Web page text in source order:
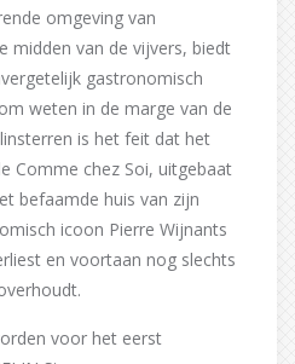
omgeving van
midden van de vijvers, biedt
gastronomisch
weten in de marge van de
is het feit dat het
Comme chez Soi, uitgebaat
befaamde huis van zijn
icoon Pierre Wijnants
en voortaan nog slechts
voor het eerst